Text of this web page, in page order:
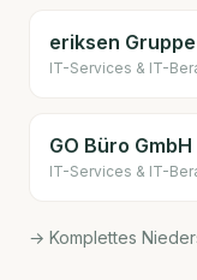
eriksen Gruppe
IT-Services & IT-
GO Büro GmbH
IT-Services & IT-
→ Komplettes